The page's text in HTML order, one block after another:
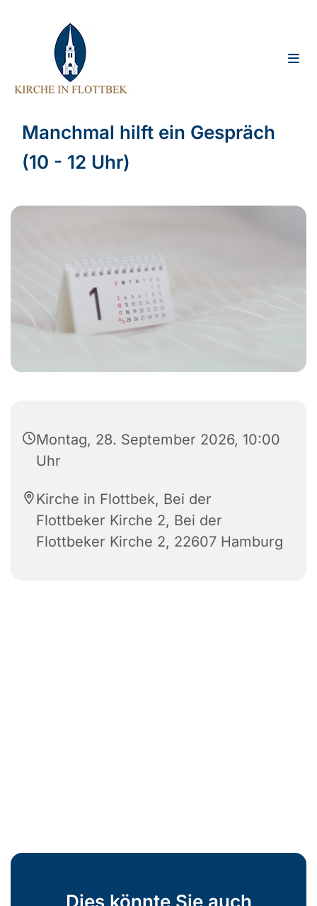
Manchmal hilft ein Gespräch
(10 - 12 Uhr)
Montag, 28. September 2026, 10:00
Uhr
Kirche in Flottbek, Bei der
Flottbeker Kirche 2, Bei der
Flottbeker Kirche 2, 22607 Hamburg
Dies könnte Sie auch